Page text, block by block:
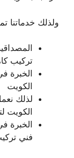
ولذلك خدماتنا
تركيب
الخبرة
الكويت
لذلك
الكويت
الخبرة
فني